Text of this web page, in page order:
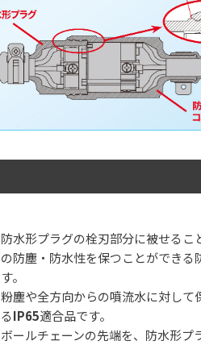
防水形プラグの栓刃部分に被せるこ
の防塵・防水性を保つことができる
す。
粉塵や全方向からの噴流水に対して
るIP65適合品です。
ボールチェーンの先端を、防水形プ